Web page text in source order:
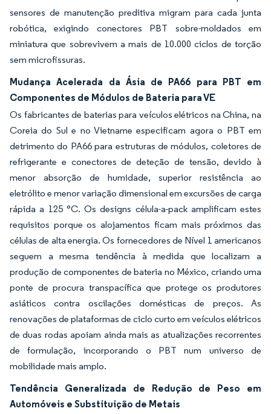
sensores de manutenção preditiva migram para cada junta
robótica, exigindo conectores PBT sobre-moldados em
miniatura que sobrevivem a mais de 10.000 ciclos de torção
sem microfissuras.
Mudança Acelerada da Ásia de PA66 para PBT em
Componentes de Módulos de Bateria para VE
Os fabricantes de baterias para veículos elétricos na China, na
Coreia do Sul e no Vietname especificam agora o PBT em
detrimento do PA66 para estruturas de módulos, coletores de
refrigerante e conectores de deteção de tensão, devido à
menor absorção de humidade, superior resistência ao
eletrólito e menor variação dimensional em excursões de carga
rápida a 125 °C. Os designs célula-a-pack amplificam estes
requisitos porque os alojamentos ficam mais próximos das
células de alta energia. Os fornecedores de Nível 1 americanos
seguem a mesma tendência à medida que localizam a
produção de componentes de bateria no México, criando uma
ponte de procura transpacífica que protege os produtores
asiáticos contra oscilações domésticas de preços. As
renovações de plataformas de ciclo curto em veículos elétricos
de duas rodas apoiam ainda mais as atualizações recorrentes
de formulação, incorporando o PBT num universo de
mobilidade mais amplo.
Tendência Generalizada de Redução de Peso em
Automóveis e Substituição de Metais